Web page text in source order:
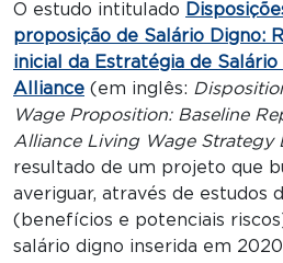
O estudo intitulado
proposição de Salário Digno:
inicial da Estratégia de
Alliance (em inglês:
Wage Proposition: Baseline
Alliance Living Wage Strategy
resultado de um projeto que
averiguar, através de estudos
(benefícios e potenciais
salário digno inserida em